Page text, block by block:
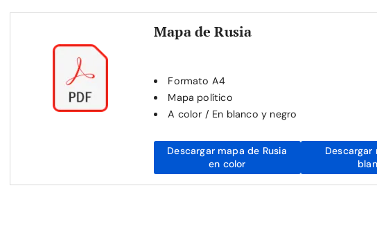
Mapa de Rusia
Formato A4
Mapa político
A color / En blanco y negro
Descargar mapa de Rusia
en color
Descargar